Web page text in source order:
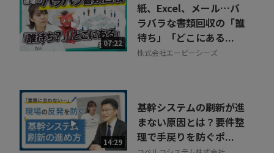
07:22
紙、Excel、メール…バ
ラバラな書類回収の「誰
待ち」「どこにある...
株式会社エーピーシーズ
14:29
基幹システムの刷新が進
まない原因とは？要件整
理で手戻りを防ぐポ...